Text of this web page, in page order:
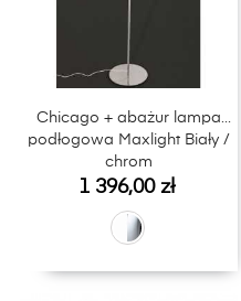
Chicago + abażur lampa
podłogowa Maxlight Biały /
chrom
Cena
1 396,00 zł